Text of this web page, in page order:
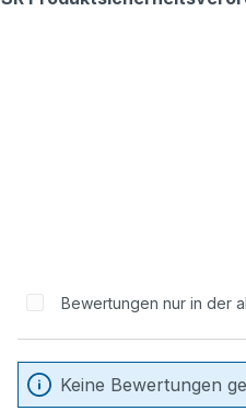
Bewertungen nur in der
Keine Bewertungen